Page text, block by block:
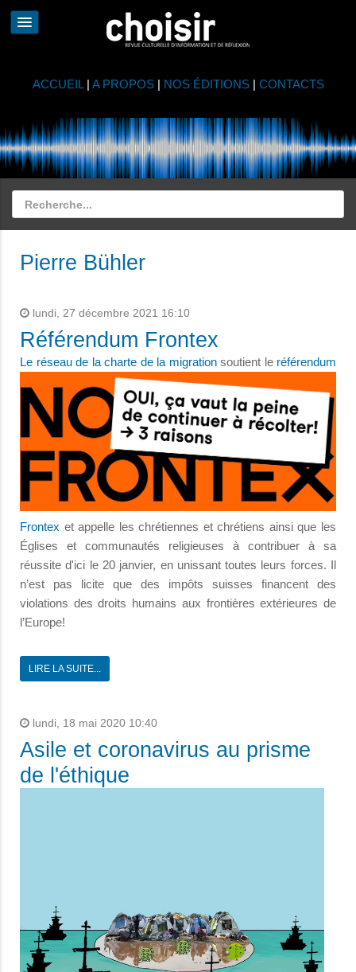
ACCUEIL | A PROPOS| NOS ÉDITIONS| CONTACTS
Pierre Bühler
lundi, 27 décembre 2021 16:10
Référendum Frontex
Le réseau de la charte de la migrationsoutient le référendum
Frontex et appelle les chrétiennes et chrétiens ainsi que les
Églises et communautés religieuses à contribuer à sa
réussite d'ici le 20 janvier, en unissant toutes leurs forces. Il
n’est pas licite que des impôts suisses financent des
violations des droits humains aux frontières extérieures de
l’Europe!
LIRE LA SUITE...
lundi, 18 mai 2020 10:40
Asile et coronavirus au prisme
de l'éthique